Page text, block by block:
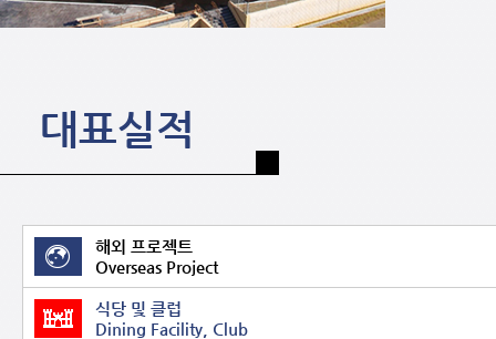
대표실적
해외 프로젝트
Overseas Project
식당 및 클럽
Dining Facility, Club